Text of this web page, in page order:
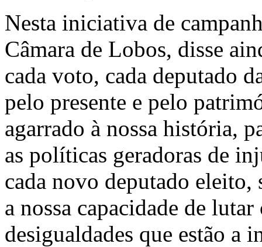
Nesta iniciativa de
Câmara de Lobos, disse
cada voto, cada deputado
pelo presente e pelo
agarrado à nossa história,
as políticas geradoras de
cada novo deputado eleito,
a nossa capacidade de
desigualdades que estão a